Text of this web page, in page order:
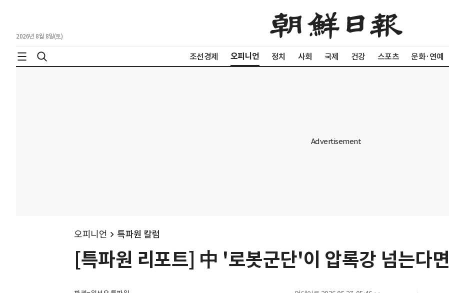
2026년 8월 8일(토)
조선경제 오피니언 정치 사회 국제 건강 스포츠 문화·연예
오피니언 특파원 칼럼
[특파원 리포트] 中 '로봇군단'이 압록강 넘는다면